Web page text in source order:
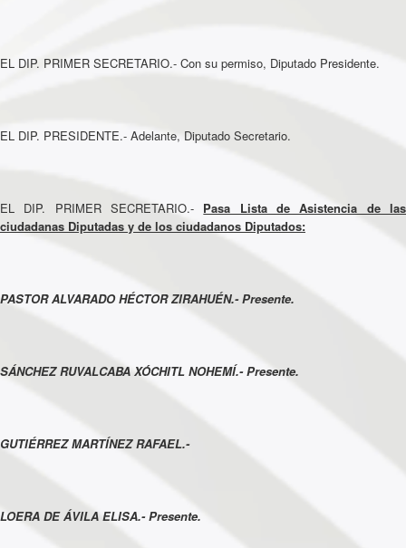
EL DIP. PRIMER SECRETARIO.- Con su permiso, Diputado Presidente.
EL DIP. PRESIDENTE.- Adelante, Diputado Secretario.
EL DIP. PRIMER SECRETARIO.- Pasa Lista de Asistencia de las
ciudadanas Diputadas y de los ciudadanos Diputados:
PASTOR ALVARADO HÉCTOR ZIRAHUÉN.- Presente.
SÁNCHEZ RUVALCABA XÓCHITL NOHEMÍ.- Presente.
GUTIÉRREZ MARTÍNEZ RAFAEL.-
LOERA DE ÁVILA ELISA.- Presente.